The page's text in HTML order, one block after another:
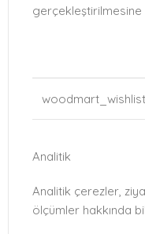
gerçekleştirilmesine
Analitik
Analitik çerezler,
ölçümler hakkında